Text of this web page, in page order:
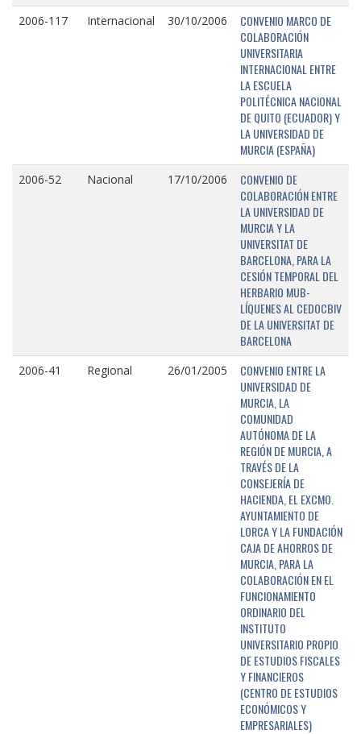
2006-117 Internacional 30/10/2006
CONVENIO MARCO DE
COLABORACIÓN
UNIVERSITARIA
INTERNACIONAL ENTRE
LA ESCUELA
POLITÉCNICA NACIONAL
DE QUITO (ECUADOR) Y
LA UNIVERSIDAD DE
MURCIA (ESPAÑA)
2006-52 Nacional 17/10/2006
CONVENIO DE
COLABORACIÓN ENTRE
LA UNIVERSIDAD DE
MURCIA Y LA
UNIVERSITAT DE
BARCELONA, PARA LA
CESIÓN TEMPORAL DEL
HERBARIO MUB-
LÍQUENES AL CEDOCBIV
DE LA UNIVERSITAT DE
BARCELONA
2006-41 Regional 26/01/2005
CONVENIO ENTRE LA
UNIVERSIDAD DE
MURCIA, LA
COMUNIDAD
AUTÓNOMA DE LA
REGIÓN DE MURCIA, A
TRAVÉS DE LA
CONSEJERÍA DE
HACIENDA, EL EXCMO.
AYUNTAMIENTO DE
LORCA Y LA FUNDACIÓN
CAJA DE AHORROS DE
MURCIA, PARA LA
COLABORACIÓN EN EL
FUNCIONAMIENTO
ORDINARIO DEL
INSTITUTO
UNIVERSITARIO PROPIO
DE ESTUDIOS FISCALES
Y FINANCIEROS
(CENTRO DE ESTUDIOS
ECONÓMICOS Y
EMPRESARIALES)